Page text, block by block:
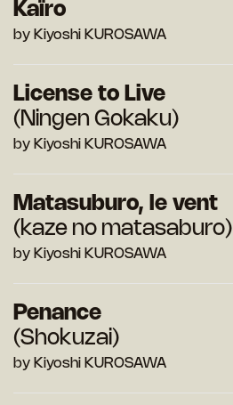
Kaïro
by Kiyoshi KUROSAWA
License to Live
(Ningen Gokaku)
by Kiyoshi KUROSAWA
Matasuburo, le vent
(kaze no matasaburo)
by Kiyoshi KUROSAWA
Penance
(Shokuzai)
by Kiyoshi KUROSAWA